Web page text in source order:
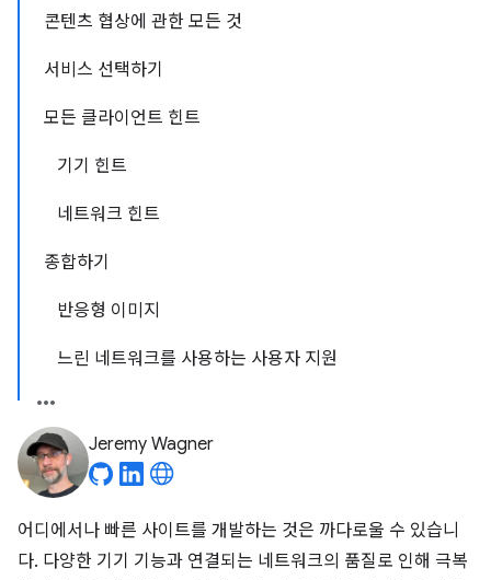
콘텐츠 협상에 관한 모든 것
서비스 선택하기
모든 클라이언트 힌트
기기 힌트
네트워크 힌트
종합하기
반응형 이미지
느린 네트워크를 사용하는 사용자 지원
Jeremy Wagner
어디에서나 빠른 사이트를 개발하는 것은 까다로울 수 있습니
다. 다양한 기기 기능과 연결되는 네트워크의 품질로 인해 극복